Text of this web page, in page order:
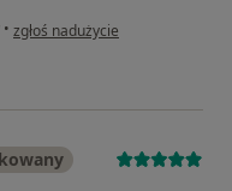
• w opinii użytkownika Zuzanna
zgłoś nadużycie